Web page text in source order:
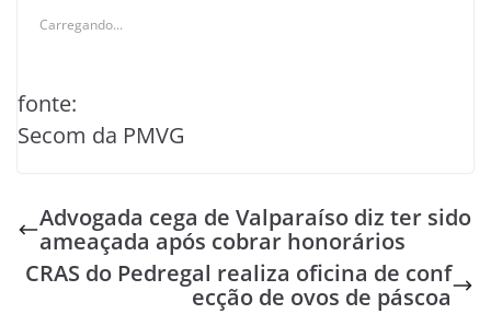
Carregando...
fonte:
Secom da PMVG
Advogada cega de Valparaíso diz ter sido
ameaçada após cobrar honorários
CRAS do Pedregal realiza oficina de conf
ecção de ovos de páscoa